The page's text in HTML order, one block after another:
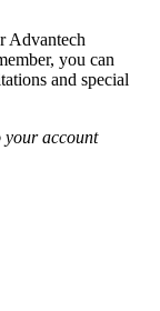
Advantech
you can
and special
your account